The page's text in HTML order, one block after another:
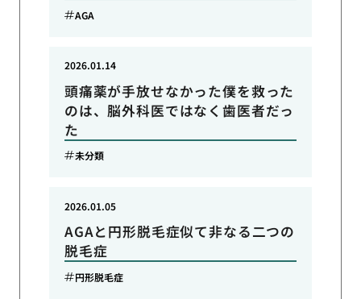
AGA
頭痛薬が手放せなかった僕を救った
のは、脳外科医ではなく歯医者だっ
た
2026.01.14
未分類
AGAと円形脱毛症似て非なる二つの
脱毛症
2026.01.05
円形脱毛症